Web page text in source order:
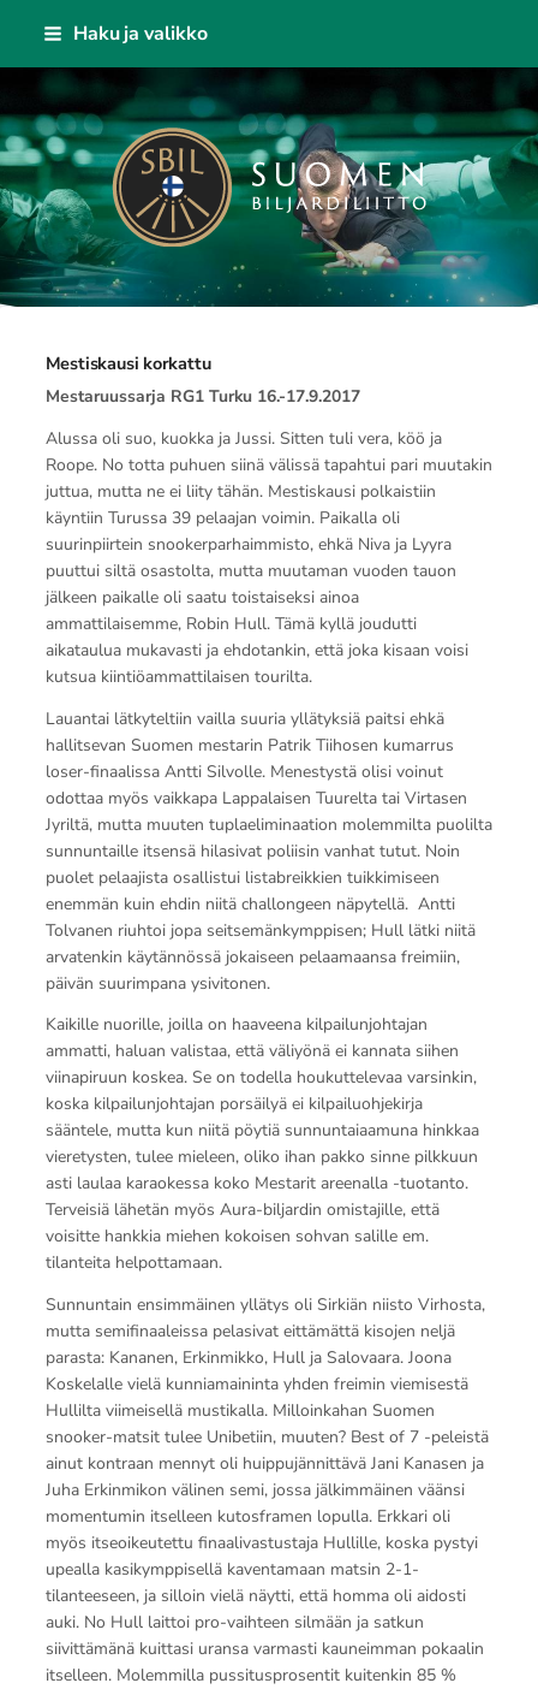
Siirry
sisältöön
Haku ja valikko
Suomen Biljardiliitto ry
Mestiskausi korkattu
Mestaruussarja RG1 Turku 16.-17.9.2017
Alussa oli suo, kuokka ja Jussi. Sitten tuli vera, köö ja
Roope. No totta puhuen siinä välissä tapahtui pari muutakin
juttua, mutta ne ei liity tähän. Mestiskausi polkaistiin
käyntiin Turussa 39 pelaajan voimin. Paikalla oli
suurinpiirtein snookerparhaimmisto, ehkä Niva ja Lyyra
puuttui siltä osastolta, mutta muutaman vuoden tauon
jälkeen paikalle oli saatu toistaiseksi ainoa
ammattilaisemme, Robin Hull. Tämä kyllä joudutti
aikataulua mukavasti ja ehdotankin, että joka kisaan voisi
kutsua kiintiöammattilaisen tourilta.
Lauantai lätkyteltiin vailla suuria yllätyksiä paitsi ehkä
hallitsevan Suomen mestarin Patrik Tiihosen kumarrus
loser-finaalissa Antti Silvolle. Menestystä olisi voinut
odottaa myös vaikkapa Lappalaisen Tuurelta tai Virtasen
Jyriltä, mutta muuten tuplaeliminaation molemmilta puolilta
sunnuntaille itsensä hilasivat poliisin vanhat tutut. Noin
puolet pelaajista osallistui listabreikkien tuikkimiseen
enemmän kuin ehdin niitä challongeen näpytellä. Antti
Tolvanen riuhtoi jopa seitsemänkymppisen; Hull lätki niitä
arvatenkin käytännössä jokaiseen pelaamaansa freimiin,
päivän suurimpana ysivitonen.
Kaikille nuorille, joilla on haaveena kilpailunjohtajan
ammatti, haluan valistaa, että väliyönä ei kannata siihen
viinapiruun koskea. Se on todella houkuttelevaa varsinkin,
koska kilpailunjohtajan porsäilyä ei kilpailuohjekirja
sääntele, mutta kun niitä pöytiä sunnuntaiaamuna hinkkaa
vieretysten, tulee mieleen, oliko ihan pakko sinne pilkkuun
asti laulaa karaokessa koko Mestarit areenalla -tuotanto.
Terveisiä lähetän myös Aura-biljardin omistajille, että
voisitte hankkia miehen kokoisen sohvan salille em.
tilanteita helpottamaan.
Sunnuntain ensimmäinen yllätys oli Sirkiän niisto Virhosta,
mutta semifinaaleissa pelasivat eittämättä kisojen neljä
parasta: Kananen, Erkinmikko, Hull ja Salovaara. Joona
Koskelalle vielä kunniamaininta yhden freimin viemisestä
Hullilta viimeisellä mustikalla. Milloinkahan Suomen
snooker-matsit tulee Unibetiin, muuten? Best of 7 -peleistä
ainut kontraan mennyt oli huippujännittävä Jani Kanasen ja
Juha Erkinmikon välinen semi, jossa jälkimmäinen väänsi
momentumin itselleen kutosframen lopulla. Erkkari oli
myös itseoikeutettu finaalivastustaja Hullille, koska pystyi
upealla kasikymppisellä kaventamaan matsin 2-1-
tilanteeseen, ja silloin vielä näytti, että homma oli aidosti
auki. No Hull laittoi pro-vaihteen silmään ja satkun
siivittämänä kuittasi uransa varmasti kauneimman pokaalin
itselleen. Molemmilla pussitusprosentit kuitenkin 85 %